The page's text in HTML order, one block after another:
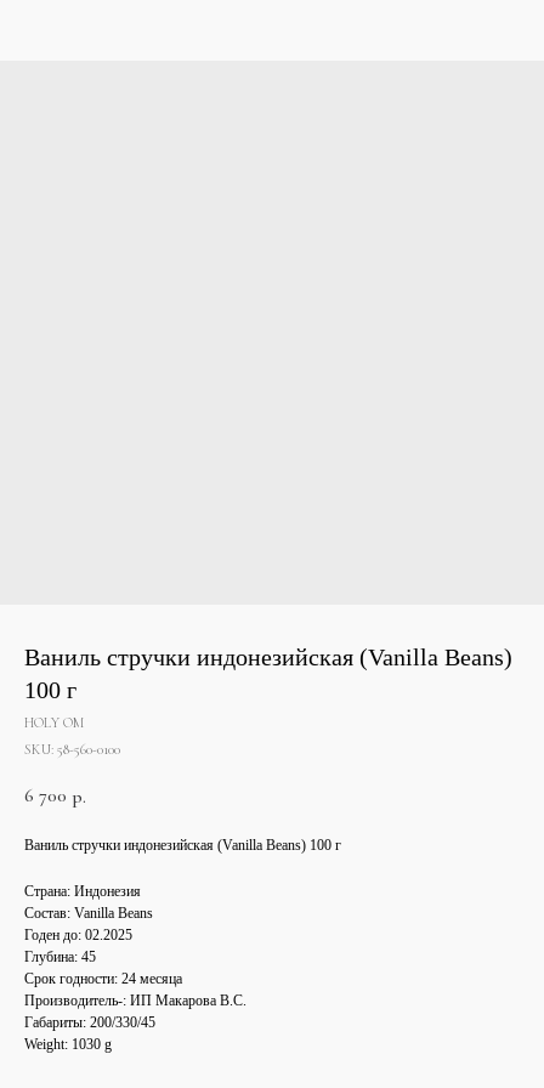
Ваниль стручки индонезийская (Vanilla Beans)
100 г
HOLY OM
SKU: 58-560-0100
6 700 р.
Ваниль стручки индонезийская (Vanilla Beans) 100 г
Страна: Индонезия
Состав: Vanilla Beans
Годен до: 02.2025
Глубина: 45
Срок годности: 24 месяца
Производитель-: ИП Макарова В.С.
Габариты: 200/330/45
Weight: 1030 g